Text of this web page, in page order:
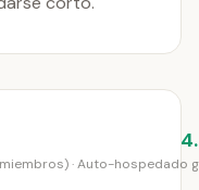
· Auto-hospedado